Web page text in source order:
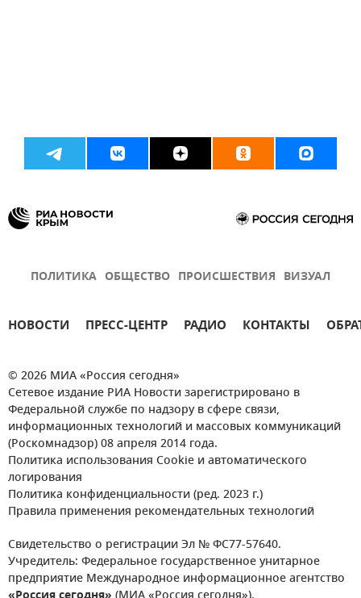
ПОЛИТИКА ОБЩЕСТВО ПРОИСШЕСТВИЯ ВИЗУАЛ
НОВОСТИ ПРЕСС-ЦЕНТР РАДИО КОНТАКТЫ
© 2026 МИА «Россия сегодня»
Сетевое издание РИА Новости зарегистрировано в
Федеральной службе по надзору в сфере связи,
информационных технологий и массовых коммуникаций
(Роскомнадзор) 08 апреля 2014 года.
Политика использования Cookie и автоматического
логирования
Политика конфиденциальности (ред. 2023 г.)
Правила применения рекомендательных технологий
Свидетельство о регистрации Эл № ФС77-57640.
Учредитель: Федеральное государственное унитарное
предприятие Международное информационное агентство